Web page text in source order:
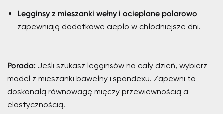
Legginsy z mieszanki wełny i ocieplane polarowo
zapewniają dodatkowe ciepło w chłodniejsze dni.
Porada: Jeśli szukasz legginsów na cały dzień, wybierz
model z mieszanki bawełny i spandexu. Zapewni to
doskonałą równowagę między przewiewnością a
elastycznością.